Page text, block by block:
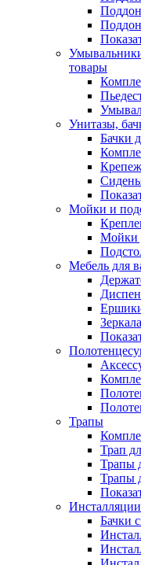
товары
Унитазы,
Бачки
Мойки и
Мойки
Мебель для
Трапы
Трап
Трапы
Трапы
Инсталляции
Бачки